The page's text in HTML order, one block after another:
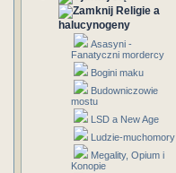
Religie a
halucynogeny
Asasyni -
Fanatyczni mordercy
Bogini maku
Budowniczowie
mostu
LSD a New Age
Ludzie-muchomory
Megality, Opium i
Konopie